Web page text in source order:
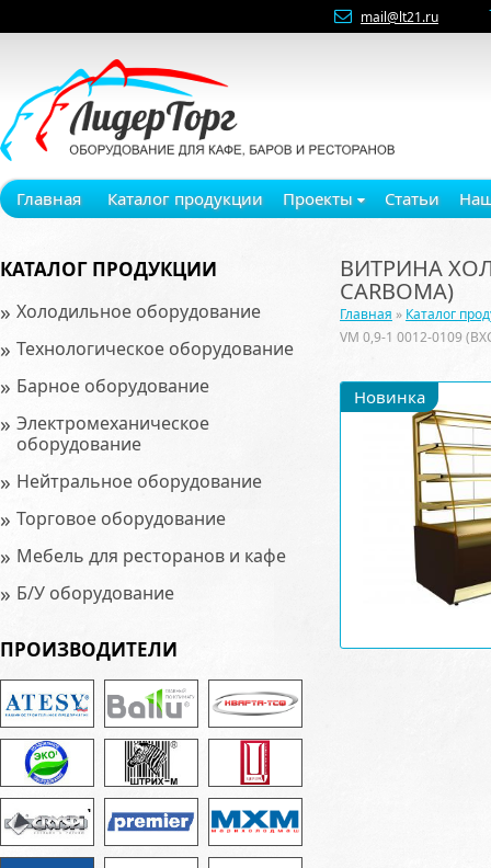
mail@lt21.ru
Главная Каталог продукции Проекты Статьи
КАТАЛОГ ПРОДУКЦИИ
» Холодильное оборудование
» Технологическое оборудование
» Барное оборудование
» Электромеханическое
оборудование
» Нейтральное оборудование
» Торговое оборудование
» Мебель для ресторанов и кафе
» Б/У оборудование
ПРОИЗВОДИТЕЛИ
ВИТРИНА
CARBOMA)
Главная » Каталог
VM 0,9-1 0012-0109
Новинка